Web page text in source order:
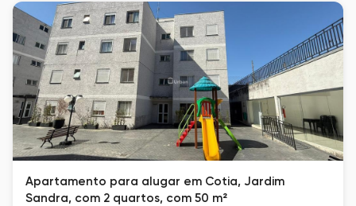
Apartamento para alugar em Cotia, Jardim
Sandra, com 2 quartos, com 50 m²